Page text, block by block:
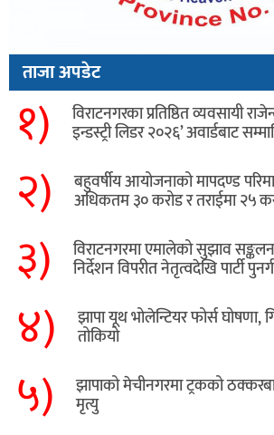
ताजा अपडेट
१) विराटनगरका प्रतिष्ठित व्यवसायी
इन्डस्ट्री लिडर २०२६’ अवार्डबाट
२) बहुवर्षीय आयोजनाको मापदण्ड
अधिकतम ३० करोड र तराईमा २५
३) विराटनगरमा एमालेको सुझाव
निर्देशन विपरीत नेतृत्वदेखि पार्टी
४) झापा यूथ भोलेन्टियर फोर्स घोषणा,
तोकियो
५) ​झापाको मेचीनगरमा ट्रकको
मृत्यु